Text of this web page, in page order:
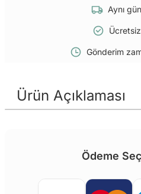
Aynı
Gönderim
Ürün Açıklaması
Ödeme